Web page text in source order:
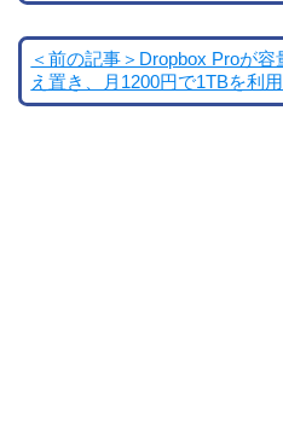
＜前の記事＞Dropbox Proが
え置き、月1200円で1TBを利